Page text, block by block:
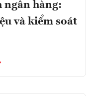
ngân hàng:
và kiểm soát